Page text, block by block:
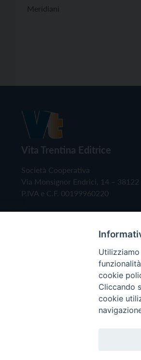
Meridiani
Vita Trentina Editrice
Società Cooperativa
Via Monsignor Endrici, 14 – 38122
P.IVA e C.F. 00199960220
Copyright © 2019 - Tutti i
cookie
Cliccando
cookie